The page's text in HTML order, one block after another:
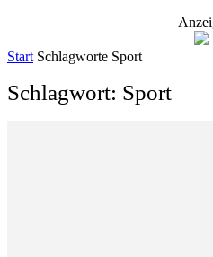
Start Schlagworte Sport
Schlagwort: Sport